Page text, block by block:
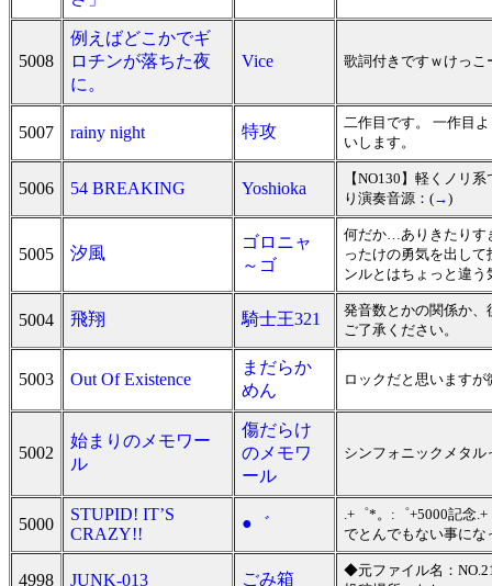
5008
例えばどこかでギ
ロチンが落ちた夜
に。
Vice 歌詞付きですｗけっ
5007 rainy night 特攻
二作目です。 一作目
いします。
5006 54 BREAKING Yoshioka
【NO130】軽くノリ
り演奏音源：(→)
5005 汐風
ゴロニャ
～ゴ
何だか…ありきたりす
ったけの勇気を出し
ンルとはちょっと違
5004 飛翔 騎士王321
発音数とかの関係か
ご了承ください。
5003 Out Of Existence
まだらか
めん
ロックだと思います
5002
始まりのメモワー
ル
傷だらけ
のメモワ
ール
シンフォニックメタ
5000
STUPID! IT’S
CRAZY!!
●゛
.+゜*。:゜+5000記念
でとんでもない事にな
4998 JUNK-013 ごみ箱
◆元ファイル名：